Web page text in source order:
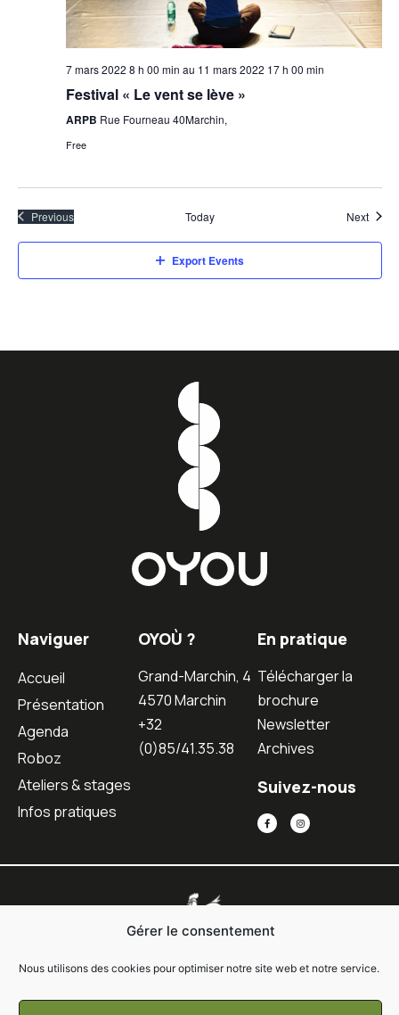
Gérer le consentement
Nous utilisons des cookies pour optimiser notre site web et notre service.
7 mars 2022 8 h 00 min au 11 mars 2022 17 h 00 min
Festival « Le vent se lève »
ARPB Rue Fourneau 40Marchin,
Free
Previous
Today Next
Export Events
Naviguer
Accueil
Présentation
Agenda
Roboz
Ateliers & stages
Infos pratiques
OYOÙ ?
Grand-Marchin, 4
4570 Marchin
+32
(0)85/41.35.38
En pratique
Télécharger la
brochure
Newsletter
Archives
Suivez-nous